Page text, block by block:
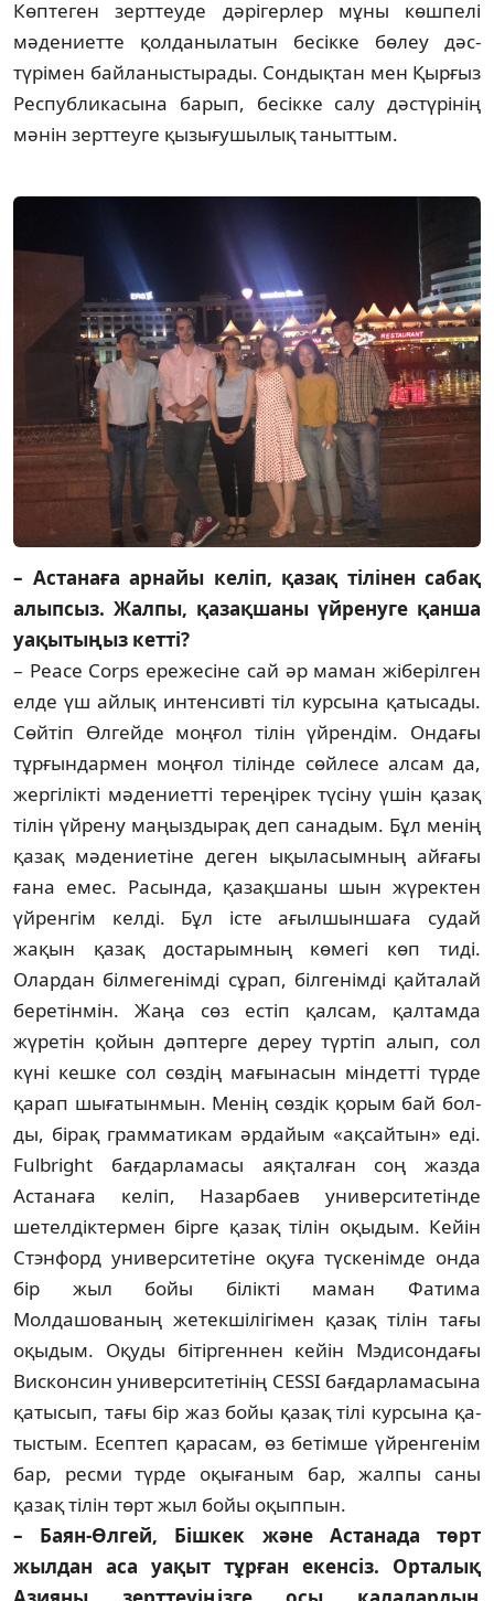
Көптеген зерттеуде дәрігерлер мұны көшпелі
мәдениетте қолданылатын бесікке бөлеу дәс­
түрімен байланыстырады. Сондықтан мен Қырғыз
Республикасына барып, бесікке салу дәстүрінің
мәнін зерттеуге қызығушы­лық таныттым.
– Астанаға арнайы келіп, қазақ тілі­нен сабақ
алыпсыз. Жалпы, қазақ­ша­ны үйренуге қанша
уақытыңыз кетті?
– Peace Corps ережесіне сай әр маман жі­берілген
елде үш айлық интенсивті тіл кур­сына қатысады.
Сөйтіп Өлгейде моңғол ті­лін үйрендім. Ондағы
тұрғындармен моң­ғол тілінде сөйлесе алсам да,
жергілікті мә­де­ниетті тереңірек түсіну үшін қазақ
тілін үй­рену маңыздырақ деп санадым. Бұл менің
қазақ мәдениетіне деген ықыласымның ай­ғағы
ғана емес. Расында, қазақшаны шын жү­­ректен
үйренгім келді. Бұл істе ағыл­шын­шаға судай
жақын қазақ достарымның кө­мегі көп тиді.
Олардан білмегенімді сұрап, біл­генімді қайталай
беретінмін. Жаңа сөз естіп қалсам, қалтамда
жүретін қойын дәп­терге дереу түртіп алып, сол
күні кешке сол сөздің мағынасын міндетті түрде
қарап шы­ғатынмын. Менің сөздік қорым бай бол­
ды, бірақ грамматикам әрдайым «ақ­сай­тын» еді.
Fulbright бағдарламасы аяқталған соң жазда
Астанаға келіп, Назарбаев универси­те­тінде
шетелдіктермен бірге қазақ тілін оқыдым. Кейін
Стэнфорд университетіне оқуға түскенімде онда
бір жыл бойы білікті маман Фатима
Молдашованың жетекшілігі­мен қазақ тілін тағы
оқыдым. Оқуды бітір­ген­нен кейін Мэдисондағы
Висконсин уни­верситетінің CESSI бағдарламасына
қа­тысып, тағы бір жаз бойы қазақ тілі курсына қа­
тыстым. Есептеп қарасам, өз бетімше үй­рен­генім
бар, ресми түрде оқығаным бар, жалпы саны
қазақ тілін төрт жыл бойы оқыппын.
– Баян-Өлгей, Бішкек және Астанада төрт
жылдан аса уақыт тұрған екенсіз. Ор­талық